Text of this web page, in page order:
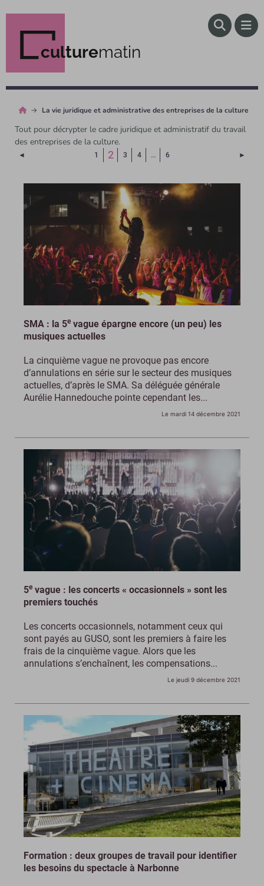
culturematin
La vie juridique et administrative des entreprises de la culture
Tout pour décrypter le cadre juridique et administratif du travail
des entreprises de la culture.
◄ 1 2 (Page courante)
3 4 … 6 ►
SMA : la 5e vague épargne encore (un peu) les
musiques actuelles
La cinquième vague ne provoque pas encore
d’annulations en série sur le secteur des musiques
actuelles, d’après le SMA. Sa déléguée générale
Aurélie Hannedouche pointe cependant les...
Le mardi 14 décembre 2021
5e vague : les concerts « occasionnels » sont les
premiers touchés
Les concerts occasionnels, notamment ceux qui
sont payés au GUSO, sont les premiers à faire les
frais de la cinquième vague. Alors que les
annulations s’enchaînent, les compensations...
Le jeudi 9 décembre 2021
Formation : deux groupes de travail pour identifier
les besoins du spectacle à Narbonne